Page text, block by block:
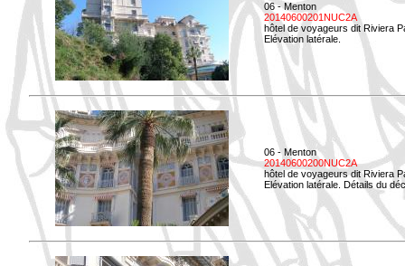
06 - Menton
20140600201NUC2A
hôtel de voyageurs dit Riviera
Elévation latérale.
06 - Menton
20140600200NUC2A
hôtel de voyageurs dit Riviera
Elévation latérale. Détails du